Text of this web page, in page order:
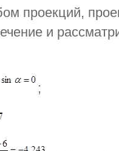
проекций,
и
;